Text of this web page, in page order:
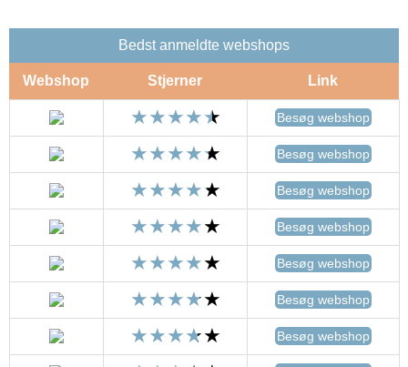
Bedst anmeldte webshops
Webshop Stjerner Link
Besøg webshop
Besøg webshop
Besøg webshop
Besøg webshop
Besøg webshop
Besøg webshop
Besøg webshop